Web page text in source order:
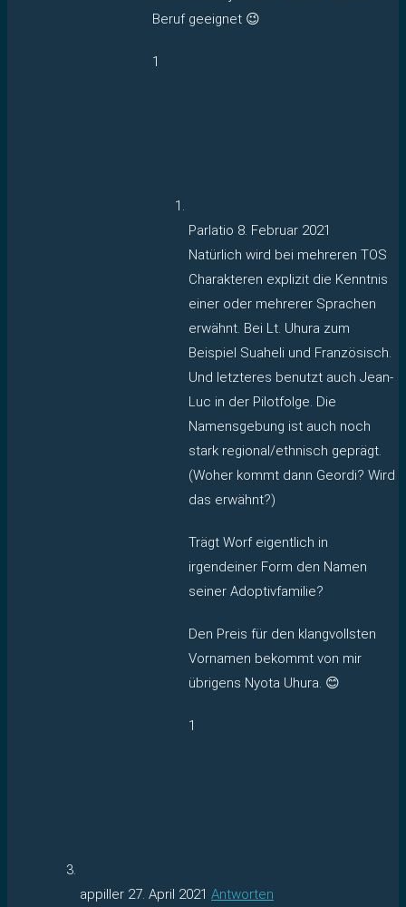
Beruf geeignet 😉
1
Parlatio 8. Februar 2021
Natürlich wird bei mehreren TOS
Charakteren explizit die Kenntnis
einer oder mehrerer Sprachen
erwähnt. Bei Lt. Uhura zum
Beispiel Suaheli und Französisch.
Und letzteres benutzt auch Jean-
Luc in der Pilotfolge. Die
Namensgebung ist auch noch
stark regional/ethnisch geprägt.
(Woher kommt dann Geordi? Wird
das erwähnt?)
Trägt Worf eigentlich in
irgendeiner Form den Namen
seiner Adoptivfamilie?
Den Preis für den klangvollsten
Vornamen bekommt von mir
übrigens Nyota Uhura. 😊
1
appiller 27. April 2021 Antworten